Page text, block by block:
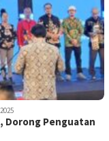
Dorong Penguatan